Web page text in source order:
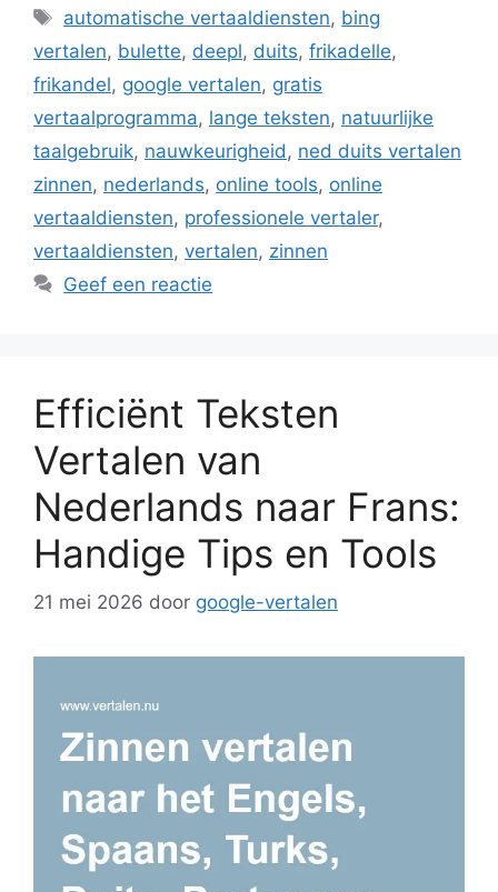
Tags
automatische vertaaldiensten, bing
vertalen, bulette, deepl, duits, frikadelle,
frikandel, google vertalen, gratis
vertaalprogramma, lange teksten, natuurlijke
taalgebruik, nauwkeurigheid , ned duits vertalen
zinnen, nederlands, online tools, online
vertaaldiensten, professionele vertaler,
vertaaldiensten, vertalen, zinnen
Geef een reactie
Efficiënt Teksten
Vertalen van
Nederlands naar Frans:
Handige Tips en Tools
21 mei 2026 door google-vertalen